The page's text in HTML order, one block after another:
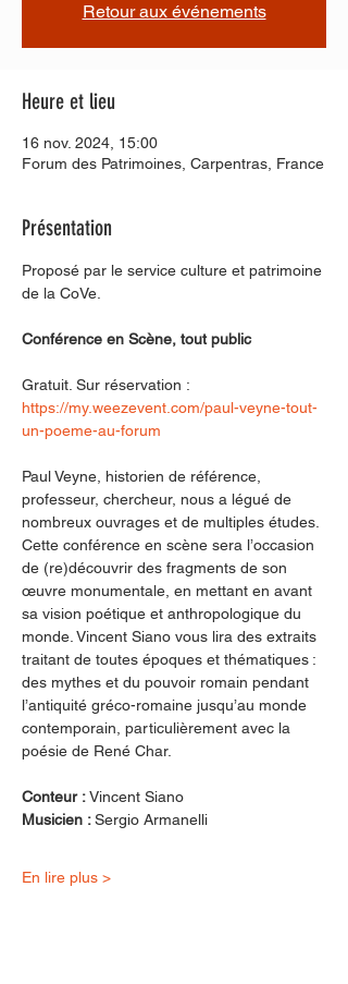
Retour aux événements
Heure et lieu
16 nov. 2024, 15:00
Forum des Patrimoines, Carpentras, France
Présentation
Proposé par le service culture et patrimoine
de la CoVe.
Conférence en Scène, tout public
Gratuit. Sur réservation :
https://my.weezevent.com/paul-veyne-tout-
un-poeme-au-forum
Paul Veyne, historien de référence,
professeur, chercheur, nous a légué de
nombreux ouvrages et de multiples études.
Cette conférence en scène sera l’occasion
de (re)découvrir des fragments de son
œuvre monumentale, en mettant en avant
sa vision poétique et anthropologique du
monde. Vincent Siano vous lira des extraits
traitant de toutes époques et thématiques :
des mythes et du pouvoir romain pendant
l’antiquité gréco-romaine jusqu’au monde
contemporain, particulièrement avec la
poésie de René Char.
Conteur : Vincent Siano
Musicien : Sergio Armanelli
En lire plus >